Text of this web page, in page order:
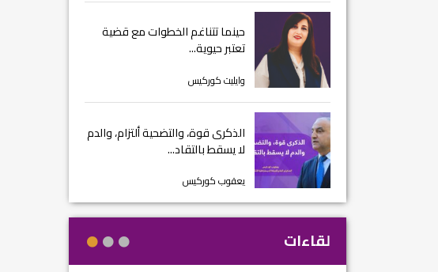
حينما تتناغم الخطوات مع قضية
تعتبر حيوية...
وايليت كوركيس
الذكرى قوة، والتضحية ألتزام، والدم
لا يسقط بالتقاد...
يعقوب كوركيس
لقاءات